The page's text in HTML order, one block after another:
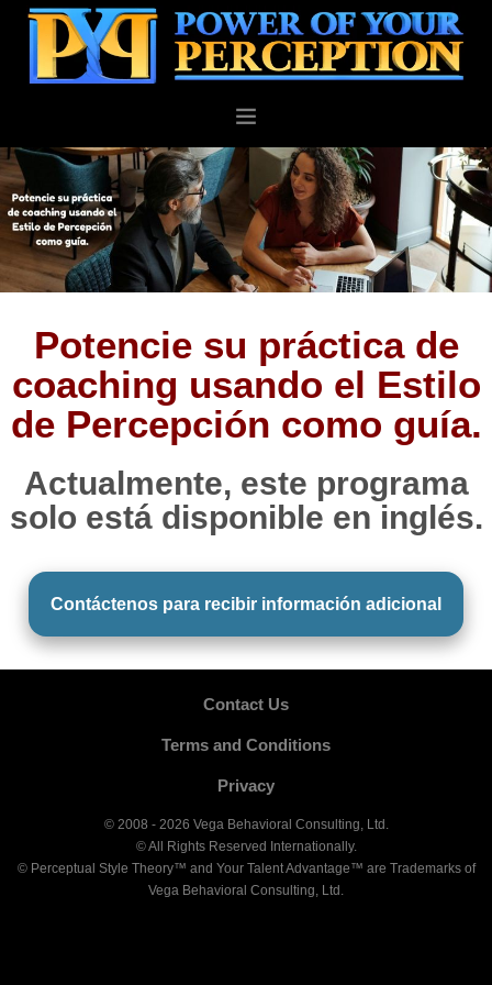
PERSONAL
BUSINESS
ABOUT
BLOG
Potencie su práctica de
coaching usando el Estilo
de Percepción como guía.
Actualmente, este programa
solo está disponible en inglés.
Contáctenos para recibir información adicional
Contact Us
Terms and Conditions
Privacy
© 2008 - 2026 Vega Behavioral Consulting, Ltd.
© All Rights Reserved Internationally.
© Perceptual Style Theory™ and Your Talent Advantage™ are Trademarks of
Vega Behavioral Consulting, Ltd.